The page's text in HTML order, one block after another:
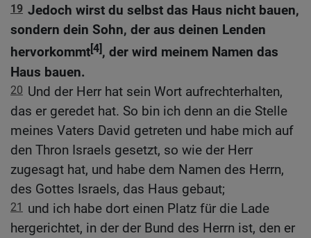
19 Jedoch wirst du selbst das Haus nicht bauen,
sondern dein Sohn, der aus deinen Lenden
hervorkommt[4], der wird meinem Namen das
Haus bauen.
20 Und der Herr hat sein Wort aufrechterhalten,
das er geredet hat. So bin ich denn an die Stelle
meines Vaters David getreten und habe mich auf
den Thron Israels gesetzt, so wie der Herr
zugesagt hat, und habe dem Namen des Herrn,
des Gottes Israels, das Haus gebaut;
21 und ich habe dort einen Platz für die Lade
hergerichtet, in der der Bund des Herrn ist, den er